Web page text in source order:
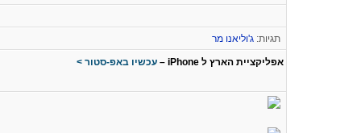
תגיות: ג'וליאנו מר
אפליקציית הארץ ל iPhone – עכשיו באפ-סטור >